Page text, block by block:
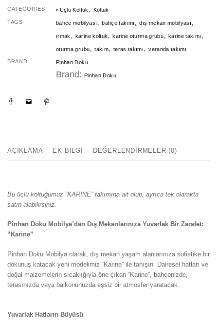
CATEGORIES • Üçlü Koltuk , Koltuk
TAGS bahçe mobilyası,bahçe takımı,dış mekan mobilyası,
ırmak , karine koltuk,karine oturma grubu, karine takımı ,
oturma grubu,takım, teras takımı,veranda takımı
BRAND Pinhan Doku
Brand: Pinhan Doku
AÇIKLAMA EK BILGI DEĞERLENDIRMELER (0)
Bu üçlü koltuğumuz “KARİNE” takımına ait olup, ayrıca tek olarakta
satın alabilirsiniz.
Pinhan Doku Mobilya’dan Dış Mekanlarınıza Yuvarlak Bir Zarafet:
“Karine”
Pinhan Doku Mobilya olarak, dış mekan yaşam alanlarınıza sofistike bir
dokunuş katacak yeni modelimiz “Karine” ile tanışın. Dairesel hatları ve
doğal malzemelerin sıcaklığıyla öne çıkan “Karine”, bahçenizde,
terasınızda veya balkonunuzda eşsiz bir atmosfer yaratacak.
Yuvarlak Hatların Büyüsü